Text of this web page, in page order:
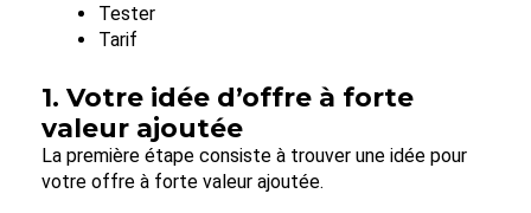
Tester
Tarif
1. Votre idée d’offre à forte
valeur ajoutée
La première étape consiste à trouver une idée pour
votre offre à forte valeur ajoutée.